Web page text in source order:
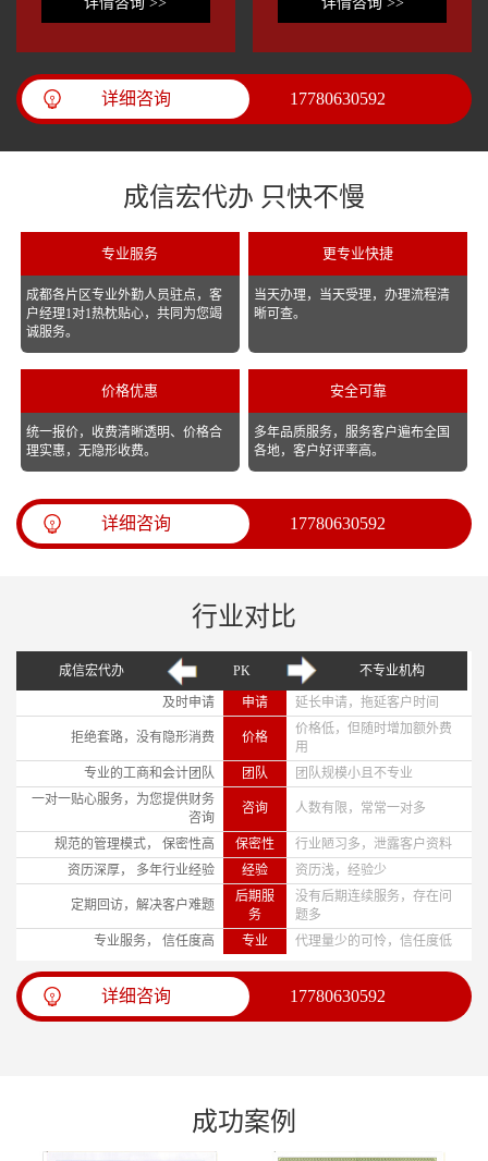
详细咨询 17780630592
成信宏代办 只快不慢
专业服务
成都各片区专业外勤人员驻点，客
户经理1对1热枕贴心，共同为您竭
诚服务。
更专业快捷
当天办理，当天受理，办理流程清
晰可查。
价格优惠
统一报价，收费清晰透明、价格合
理实惠，无隐形收费。
安全可靠
多年品质服务，服务客户遍布全国
各地，客户好评率高。
详细咨询 17780630592
行业对比
成信宏代办 PK 不专业机构
及时申请 申请 延长申请，拖延客户时间
拒绝套路，没有隐形消费 价格
价格低，但随时增加额外费
用
专业的工商和会计团队
团队
团队规模小且不专业
一对一贴心服务，为您提供财务
咨询
咨询 人数有限，常常一对多
规范的管理模式， 保密性高 保密性
行业陋习多，泄露客户资料
资历深厚， 多年行业经验
经验 资历浅，经验少
定期回访，解决客户难题
后期服
务
没有后期连续服务，存在问
题多
专业服务， 信任度高
专业 代理量少的可怜，信任度低
详细咨询 17780630592
成功案例